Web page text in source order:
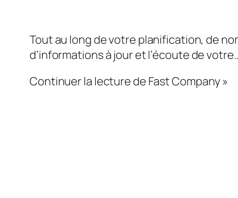
Tout au long de votre planification, de
d’informations à jour et l’écoute de
Continuer la lecture de Fast Company »